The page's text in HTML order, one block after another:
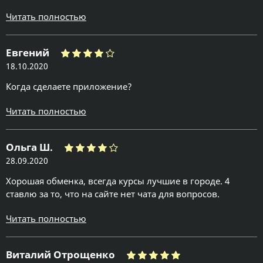
Читать полностью
Евгений
18.10.2020
Когда сделаете приложение?
Читать полностью
Ольга Ш.
28.09.2020
Хорошая обменка, всегда курсы лучшие в городе. 4
ставлю за то, что на сайте нет чата для вопросов.
Читать полностью
Виталий Отрощенко